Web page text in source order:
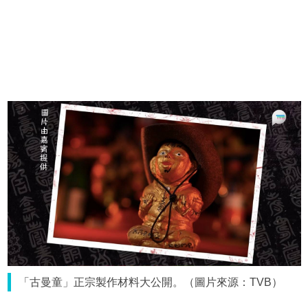
「古曼童」正宗製作材料大公開。（圖片來源：TVB）